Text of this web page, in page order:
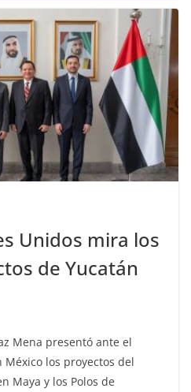
Unidos mira los
de Yucatán
Mena presentó ante el
los proyectos del
Maya y los Polos de